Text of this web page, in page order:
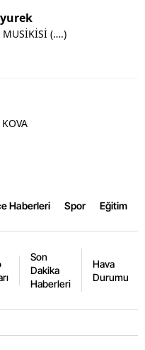
HATIRALARLA TÜRK MUSİKİSİ (….)
Haberleri Spor Eğitim
Son
Dakika
Haberleri
Hava
Durumu